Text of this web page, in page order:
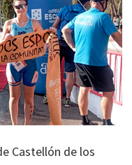
Castellón de los